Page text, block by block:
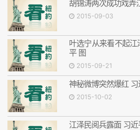
胡锦涛两次成功戏弄
2015-09-03
叶选宁从来看不起
平 图
2015-09-21
神秘微博突然爆红 习
2015-10-02
江泽民阅兵露面 习